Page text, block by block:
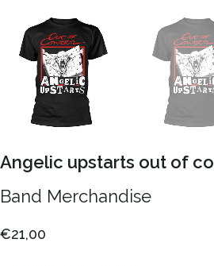
Angelic upstarts out of
Band Merchandise
€21,00